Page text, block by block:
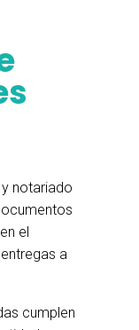
notariado
el
a
cumplen